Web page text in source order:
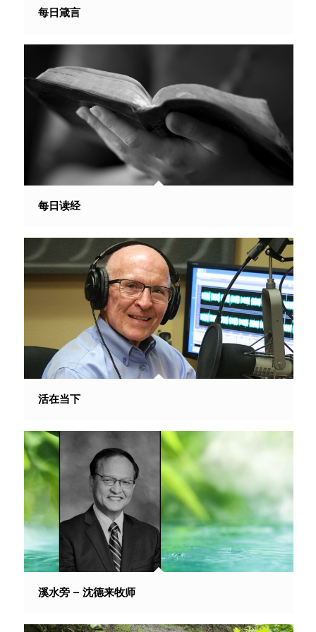
每日箴言
每日读经
活在当下
溪水旁 – 沈德来牧师